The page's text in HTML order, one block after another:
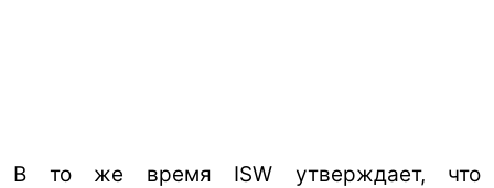
В то же время ISW утверждает, что